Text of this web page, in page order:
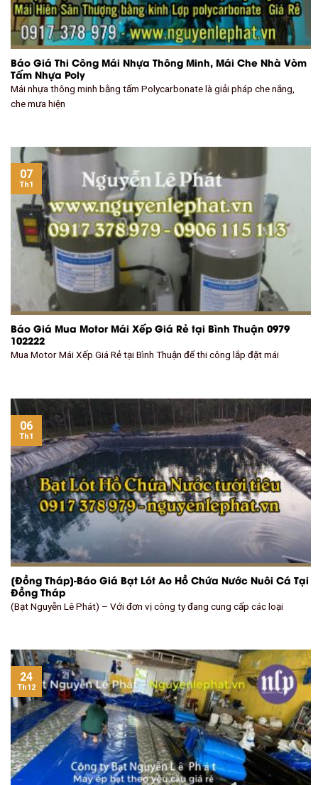
Báo Giá Thi Công Mái Nhựa Thông Minh, Mái Che Nhà Vòm
Tấm Nhựa Poly
Mái nhựa thông minh bằng tấm Polycarbonate là giải pháp che nắng,
che mưa hiện
Báo Giá Mua Motor Mái Xếp Giá Rẻ tại Bình Thuận 0979
102222
Mua Motor Mái Xếp Giá Rẻ tại Bình Thuận để thi công lắp đặt mái
07
Th1
[Đồng Tháp]-Báo Giá Bạt Lót Ao Hồ Chứa Nước Nuôi Cá Tại
Đồng Tháp
(Bạt Nguyễn Lê Phát) – Với đơn vị công ty đang cung cấp các loại
06
Th1
24
Th12